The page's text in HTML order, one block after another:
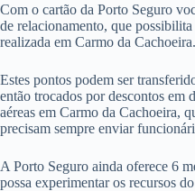
Com o cartão da Porto Seguro
de relacionamento, que
realizada em Carmo da Cachoeira.
Estes pontos podem ser
então trocados por descontos em
aéreas em Carmo da Cachoeira,
precisam sempre enviar
A Porto Seguro ainda oferece 6
possa experimentar os recursos